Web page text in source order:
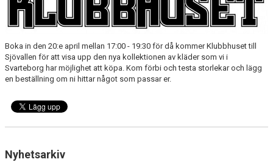
SPONSORHUSET
GRÄSROTEN
Boka in den 20:e april mellan 17:00 - 19:30 för då kommer Klubbhuset till
Sjövallen för att visa upp den nya kollektionen av kläder som vi i
Svarteborg har möjlighet att köpa. Kom förbi och testa storlekar och lägg
en beställning om ni hittar något som passar er.
Nyhetsarkiv